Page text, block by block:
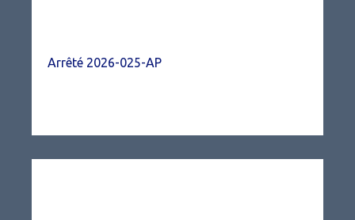
Arrêté 2026-025-AP